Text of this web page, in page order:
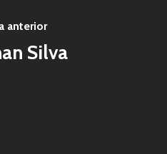
anterior
Silva